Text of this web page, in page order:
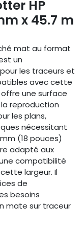
HP
x 45.7 m
mat au format
un
les traceurs et
avec cette
une surface
reproduction
les plans,
nécessitant
(18 pouces)
adapté aux
compatibilité
largeur. Il
de
besoins
mate sur traceur